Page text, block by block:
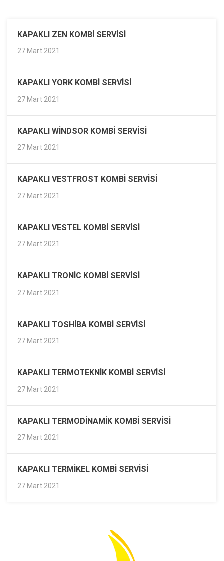
KAPAKLI ZEN KOMBI SERVISI
27 Mart 2021
KAPAKLI YORK KOMBI SERVISI
27 Mart 2021
KAPAKLI WINDSOR KOMBI SERVISI
27 Mart 2021
KAPAKLI VESTFROST KOMBI SERVISI
27 Mart 2021
KAPAKLI VESTEL KOMBI SERVISI
27 Mart 2021
KAPAKLI TRONIC KOMBI SERVISI
27 Mart 2021
KAPAKLI TOSHIBA KOMBI SERVISI
27 Mart 2021
KAPAKLI TERMOTEKNIK KOMBI SERVISI
27 Mart 2021
KAPAKLI TERMODINAMIK KOMBI SERVISI
27 Mart 2021
KAPAKLI TERMIKEL KOMBI SERVISI
27 Mart 2021